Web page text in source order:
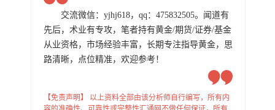
交流微信：yjhj618，qq：475832505。闻道有
先后，术业有专攻，笔者持有黄金/期货/证券/基金
从业资格，市场经验丰富，长期专注指导黄金，思
路清晰，点位精准，欢迎参考！
【免责声明】 以上资料全部由该分析师自行编写，所有内